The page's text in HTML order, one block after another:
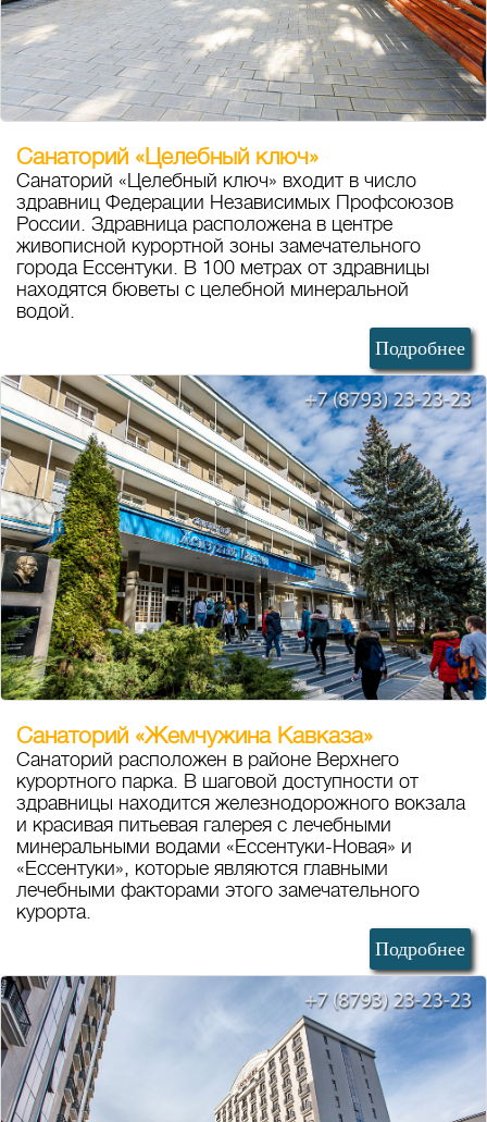
Санаторий «Целебный ключ»
Санаторий «Целебный ключ» входит в число
здравниц Федерации Независимых Профсоюзов
России. Здравница расположена в центре
живописной курортной зоны замечательного
города Ессентуки. В 100 метрах от здравницы
находятся бюветы с целебной минеральной
водой.
Подробнее
Санаторий «Жемчужина Кавказа»
Санаторий расположен в районе Верхнего
курортного парка. В шаговой доступности от
здравницы находится железнодорожного вокзала
и красивая питьевая галерея с лечебными
минеральными водами «Ессентуки-Новая» и
«Ессентуки», которые являются главными
лечебными факторами этого замечательного
курорта.
Подробнее